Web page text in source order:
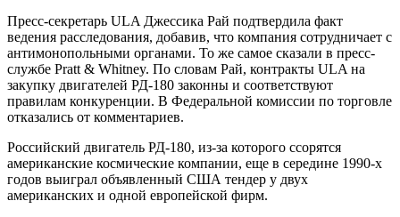
Пресс-секретарь ULA Джессика Рай подтвердила факт
ведения расследования, добавив, что компания сотрудничает с
антимонопольными органами. То же самое сказали в пресс-
службе Pratt & Whitney. По словам Рай, контракты ULA на
закупку двигателей РД-180 законны и соответствуют
правилам конкуренции. В Федеральной комиссии по торговле
отказались от комментариев.
Российский двигатель РД-180, из-за которого ссорятся
американские космические компании, еще в середине 1990-х
годов выиграл объявленный США тендер у двух
американских и одной европейской фирм.